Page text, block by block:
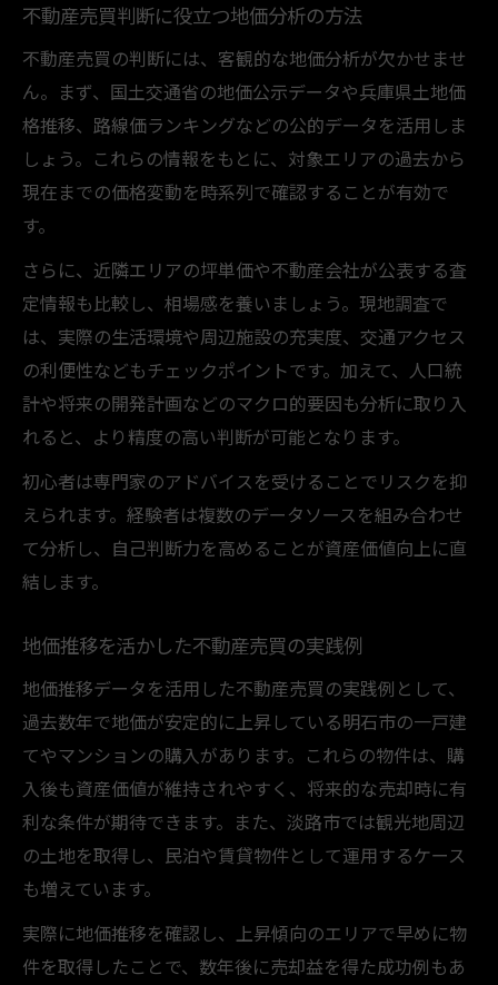
不動産売買判断に役立つ地価分析の方法
不動産売買の判断には、客観的な地価分析が欠かせませ
ん。まず、国土交通省の地価公示データや兵庫県土地価
格推移、路線価ランキングなどの公的データを活用しま
しょう。これらの情報をもとに、対象エリアの過去から
現在までの価格変動を時系列で確認することが有効で
す。
さらに、近隣エリアの坪単価や不動産会社が公表する査
定情報も比較し、相場感を養いましょう。現地調査で
は、実際の生活環境や周辺施設の充実度、交通アクセス
の利便性などもチェックポイントです。加えて、人口統
計や将来の開発計画などのマクロ的要因も分析に取り入
れると、より精度の高い判断が可能となります。
初心者は専門家のアドバイスを受けることでリスクを抑
えられます。経験者は複数のデータソースを組み合わせ
て分析し、自己判断力を高めることが資産価値向上に直
結します。
地価推移を活かした不動産売買の実践例
地価推移データを活用した不動産売買の実践例として、
過去数年で地価が安定的に上昇している明石市の一戸建
てやマンションの購入があります。これらの物件は、購
入後も資産価値が維持されやすく、将来的な売却時に有
利な条件が期待できます。また、淡路市では観光地周辺
の土地を取得し、民泊や賃貸物件として運用するケース
も増えています。
実際に地価推移を確認し、上昇傾向のエリアで早めに物
件を取得したことで、数年後に売却益を得た成功例もあ